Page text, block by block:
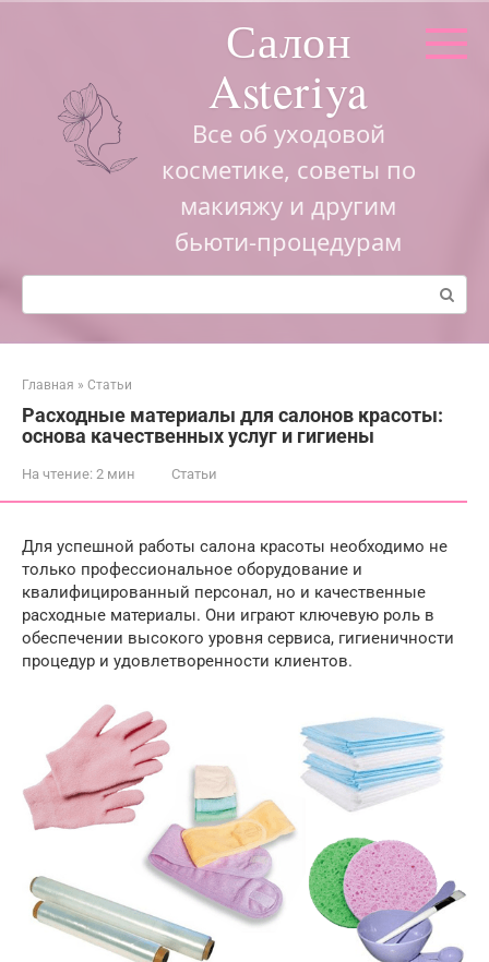
Салон
Asteriya
Все об уходовой
косметике, советы по
макияжу и другим
бьюти-процедурам
Поиск:
Главная » Статьи
Расходные материалы для салонов красоты:
основа качественных услуг и гигиены
На чтение: 2 мин Статьи
Для успешной работы салона красоты необходимо не
только профессиональное оборудование и
квалифицированный персонал, но и качественные
расходные материалы. Они играют ключевую роль в
обеспечении высокого уровня сервиса, гигиеничности
процедур и удовлетворенности клиентов.